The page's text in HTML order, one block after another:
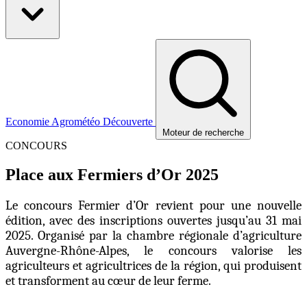
Economie Agrométéo Découverte
Moteur de recherche
CONCOURS
Place aux Fermiers d’Or 2025
Le concours Fermier d’Or revient pour une nouvelle
édition, avec des inscriptions ouvertes jusqu’au 31 mai
2025. Organisé par la chambre régionale d’agriculture
Auvergne-Rhône-Alpes, le concours valorise les
agriculteurs et agricultrices de la région, qui produisent
et transforment au cœur de leur ferme.